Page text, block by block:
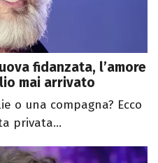
fidanzata, l’amore
mai arrivato
o una compagna? Ecco
privata...